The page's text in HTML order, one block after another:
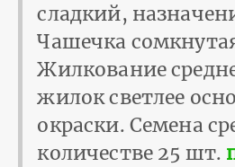
сладкий,
Чашечка
Жилкование
жилок светлее
окраски. Семена
количестве 25 шт.